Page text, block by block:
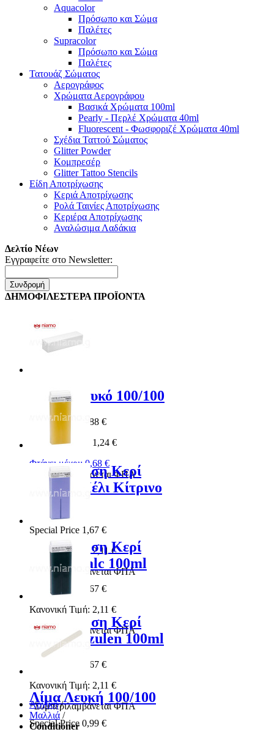
Aquacolor
Πρόσωπο και Σώμα
Παλέτες
Supracolor
Πρόσωπο και Σώμα
Παλέτες
Τατουάζ Σώματος
Αερογράφος
Χρώματα Αερογράφου
Βασικά Χρώματα 100ml
Pearly - Περλέ Χρώματα 40ml
Fluorescent - Φωσφοριζέ Χρώματα 40ml
Σχέδια Ταττού Σώματος
Glitter Powder
Κομπρεσέρ
Glitter Tattoo Stencils
Είδη Αποτρίχωσης
Κεριά Αποτρίχωσης
Ρολά Ταινίες Αποτρίχωσης
Κεριέρα Αποτρίχωσης
Αναλώσιμα Λαδάκια
Δελτίο Νέων
Εγγραφείτε στο Newsletter:
Συνδρομή
ΔΗΜΟΦΙΛΕΣΤΕΡΑ ΠΡΟΪΟΝΤΑ
Buffer Λευκό 100/100
Special Price
0,88 €
Κανονική Τιμή:
1,24 €
Φτάνει μέχρι: 0,68 €
Συμπεριλαμβάνεται ΦΠΑ
Αποτρίχωση Κερί
Ρολέτα Μέλι Κίτρινο
100ml
Special Price 1,67 €
Κανονική Τιμή:
2,11 €
Συμπεριλαμβάνεται ΦΠΑ
Αποτρίχωση Κερί
Ρολέτα Talc 100ml
1,67 €
Κανονική Τιμή: 2,11 €
*Συμπεριλαμβάνεται ΦΠΑ
Αποτρίχωση Κερί
Ρολέτα Azulen 100ml
1,67 €
Κανονική Τιμή: 2,11 €
*Συμπεριλαμβάνεται ΦΠΑ
Λίμα Λευκή 100/100
Special Price 0,99 €
Αρχική /
Μαλλιά /
Conditioner